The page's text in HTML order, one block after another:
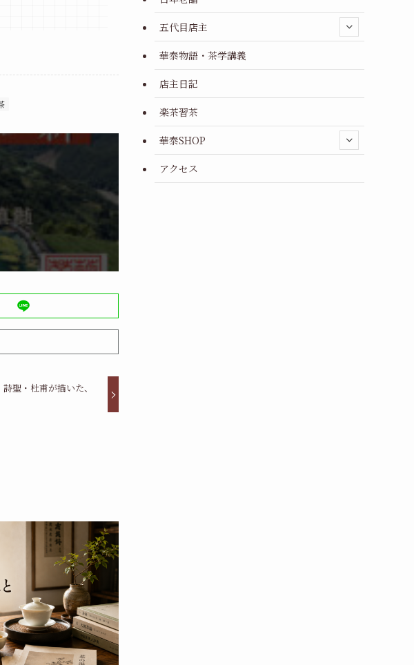
聖・杜甫が描いた、
五代目店主
華泰物語・茶学講義
店主日記
楽茶習茶
華泰SHOP
アクセス